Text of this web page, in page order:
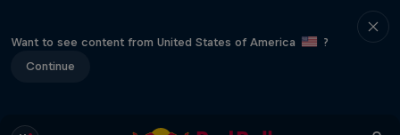
Want to see content from United States of America
?
Continue